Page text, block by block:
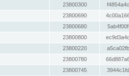
23800300
23800690
23800680
23800800
23800220
23800780
23800745